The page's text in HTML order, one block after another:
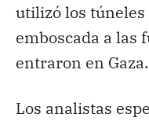
utilizó los
emboscada a las
entraron en Gaza.
Los analistas